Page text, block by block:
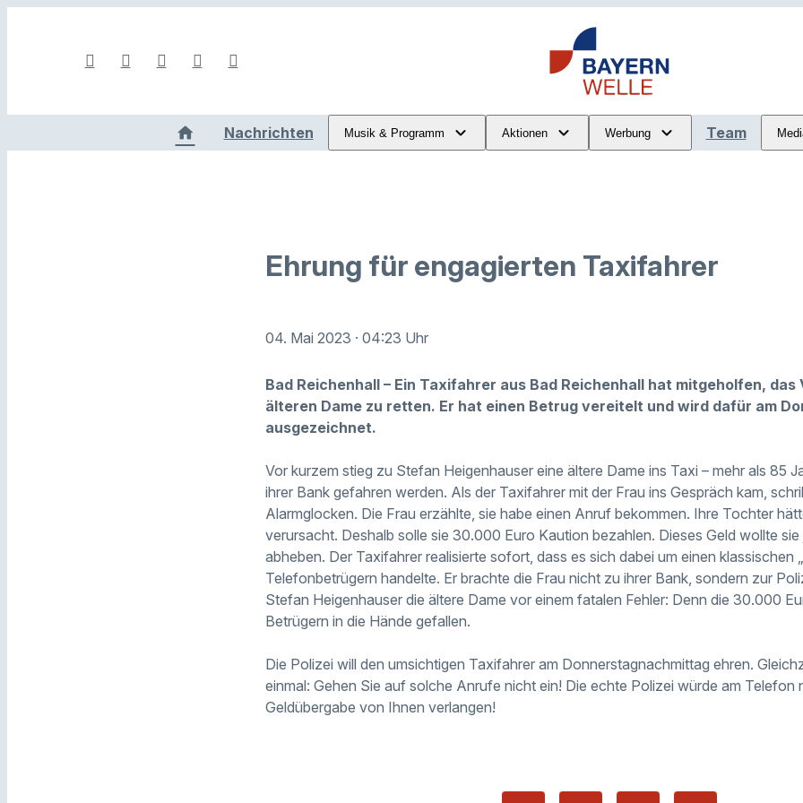
Nachrichten Musik & Programm Aktionen Werbung Team
Ehrung für engagierten Taxifahrer
04. Mai 2023 · 04:23 Uhr
Bad Reichenhall – Ein Taxifahrer aus Bad Reichenhall hat mitgeholfen, das
älteren Dame zu retten. Er hat einen Betrug vereitelt und wird dafür am
ausgezeichnet.
Vor kurzem stieg zu Stefan Heigenhauser eine ältere Dame ins Taxi – mehr als 85
ihrer Bank gefahren werden. Als der Taxifahrer mit der Frau ins Gespräch kam,
Alarmglocken. Die Frau erzählte, sie habe einen Anruf bekommen. Ihre Tochter
verursacht. Deshalb solle sie 30.000 Euro Kaution bezahlen. Dieses Geld wollte
abheben. Der Taxifahrer realisierte sofort, dass es sich dabei um einen klassischen
Telefonbetrügern handelte. Er brachte die Frau nicht zu ihrer Bank, sondern zur
Stefan Heigenhauser die ältere Dame vor einem fatalen Fehler: Denn die 30.000
Betrügern in die Hände gefallen.
Die Polizei will den umsichtigen Taxifahrer am Donnerstagnachmittag ehren.
einmal: Gehen Sie auf solche Anrufe nicht ein! Die echte Polizei würde am Telefon
Geldübergabe von Ihnen verlangen!